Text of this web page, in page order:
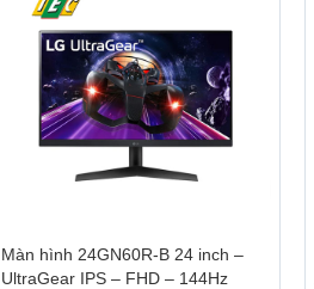
Màn hình 24GN60R-B 24 inch –
UltraGear IPS – FHD – 144Hz